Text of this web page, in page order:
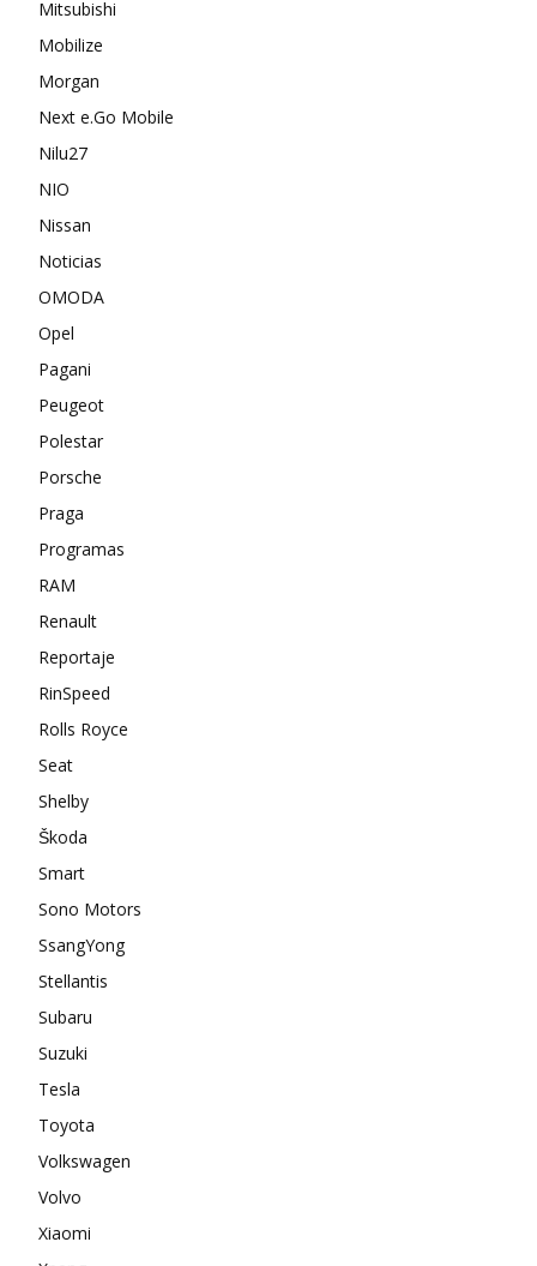
Mitsubishi
Mobilize
Morgan
Next e.Go Mobile
Nilu27
NIO
Nissan
Noticias
OMODA
Opel
Pagani
Peugeot
Polestar
Porsche
Praga
Programas
RAM
Renault
Reportaje
RinSpeed
Rolls Royce
Seat
Shelby
Škoda
Smart
Sono Motors
SsangYong
Stellantis
Subaru
Suzuki
Tesla
Toyota
Volkswagen
Volvo
Xiaomi